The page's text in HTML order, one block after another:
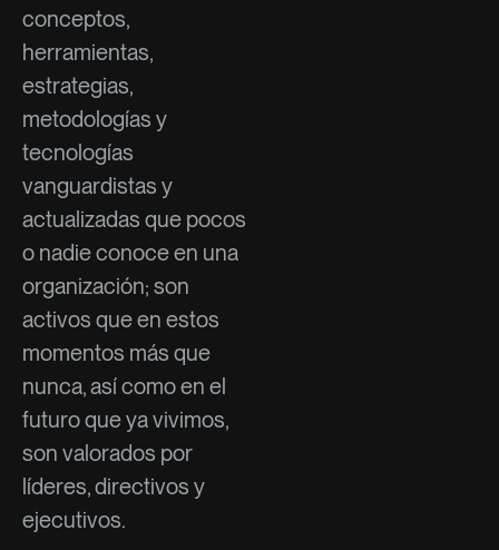
conceptos,
herramientas,
estrategias,
metodologías y
tecnologías
vanguardistas y
actualizadas que pocos
o nadie conoce en una
organización; son
activos que en estos
momentos más que
nunca, así como en el
futuro que ya vivimos,
son valorados por
líderes, directivos y
ejecutivos.